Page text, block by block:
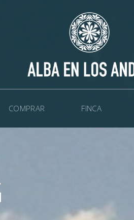
COMPRAR FINCA